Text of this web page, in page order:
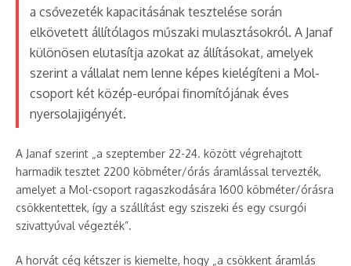
a csővezeték kapacitásának tesztelése során
elkövetett állítólagos műszaki mulasztásokról. A Janaf
különösen elutasítja azokat az állításokat, amelyek
szerint a vállalat nem lenne képes kielégíteni a Mol-
csoport két közép-európai finomítójának éves
nyersolajigényét.
A Janaf szerint „a szeptember 22-24. között végrehajtott
harmadik tesztet 2200 köbméter/órás áramlással tervezték,
amelyet a Mol-csoport ragaszkodására 1600 köbméter/órásra
csökkentettek, így a szállítást egy sziszeki és egy csurgói
szivattyúval végezték”.
A horvát cég kétszer is kiemelte, hogy „a csökkent áramlás